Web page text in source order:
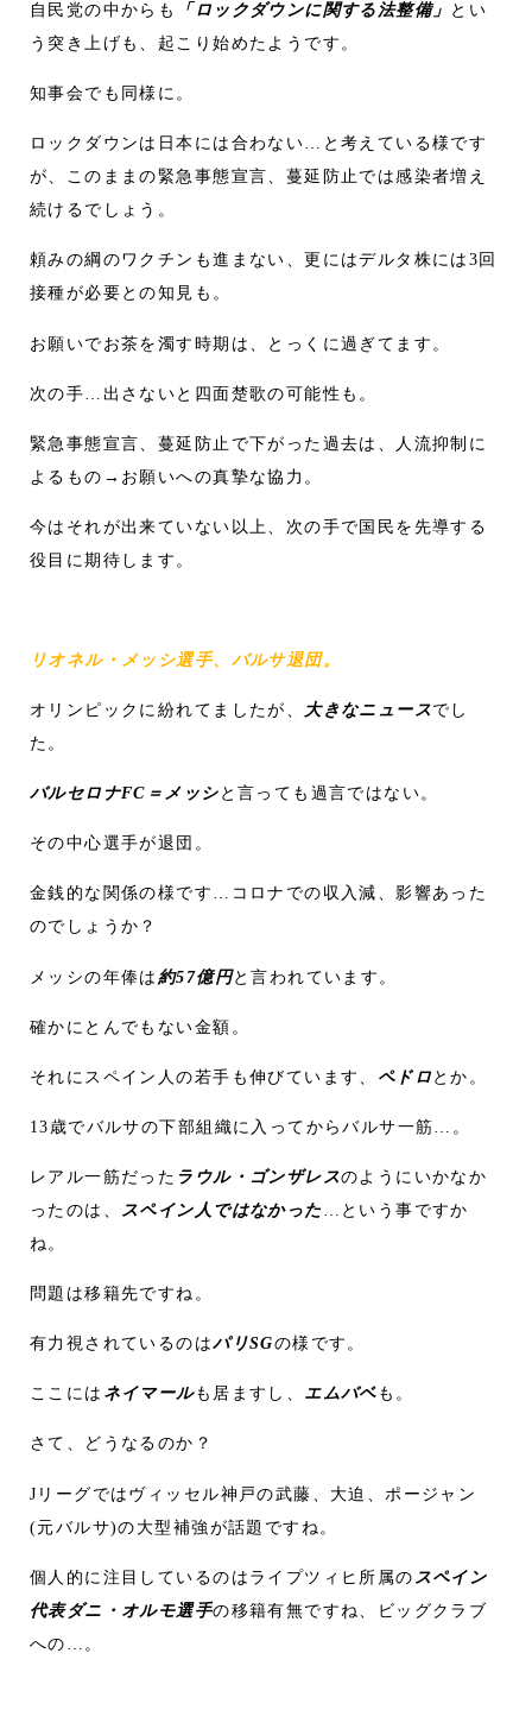
自民党の中からも 「ロックダウンに関する法整備」 とい
う突き上げも、起こり始めたようです。
知事会でも同様に。
ロックダウンは日本には合わない…と考えている様です
が、このままの緊急事態宣言、蔓延防止では感染者増え
続けるでしょう。
頼みの綱のワクチンも進まない、更にはデルタ株には3回
接種が必要との知見も。
お願いでお茶を濁す時期は、とっくに過ぎてます。
次の手…出さないと四面楚歌の可能性も。
緊急事態宣言、蔓延防止で下がった過去は、人流抑制に
よるもの→お願いへの真摯な協力。
今はそれが出来ていない以上、次の手で国民を先導する
役目に期待します。
リオネル・メッシ選手、バルサ退団。
オリンピックに紛れてましたが、 大きなニュースでし
た。
バルセロナFC＝メッシと言っても過言ではない。
その中心選手が退団。
金銭的な関係の様です…コロナでの収入減、影響あった
のでしょうか？
メッシの年俸は 約57億円と言われています。
確かにとんでもない金額。
それにスペイン人の若手も伸びています、 ペドロとか。
13歳でバルサの下部組織に入ってからバルサ一筋…。
レアル一筋だった ラウル・ゴンザレスのようにいかなか
ったのは、
スペイン人ではなかった …という事ですか
ね。
問題は移籍先ですね。
有力視されているのはパリSGの様です。
ここには ネイマールも居ますし、 エムバベも。
さて、どうなるのか？
Jリーグではヴィッセル神戸の武藤、大迫、ポージャン
(元バルサ)の大型補強が話題ですね。
個人的に注目しているのはライプツィヒ所属の スペイン
代表ダニ・オルモ選手の移籍有無ですね、ビッグクラブ
への…。